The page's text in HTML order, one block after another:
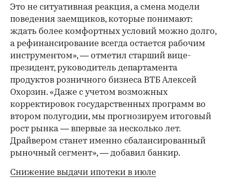
Это не ситуативная реакция, а смена модели
поведения заемщиков, которые понимают:
ждать более комфортных условий можно долго,
а рефинансирование всегда остается рабочим
инструментом», — отметил старший вице-
президент, руководитель департамента
продуктов розничного бизнеса ВТБ Алексей
Охорзин. «Даже с учетом возможных
корректировок государственных программ во
втором полугодии, мы прогнозируем итоговый
рост рынка — впервые за несколько лет.
Драйвером станет именно сбалансированный
рыночный сегмент», — добавил банкир.
Снижение выдачи ипотеки в июле